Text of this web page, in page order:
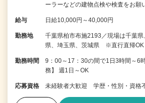
ーラーなどの建物点検や検査をお願
給与 日給10,000円～40,000円
勤務地
千葉県柏市布施2193／現場は千葉県
県、埼玉県、茨城県 ※直行直帰OK
勤務時間
9：00～17：30の間で1日3時間～
務】 週1日～OK
応募資格 未経験者大歓迎 学歴・性別・資格